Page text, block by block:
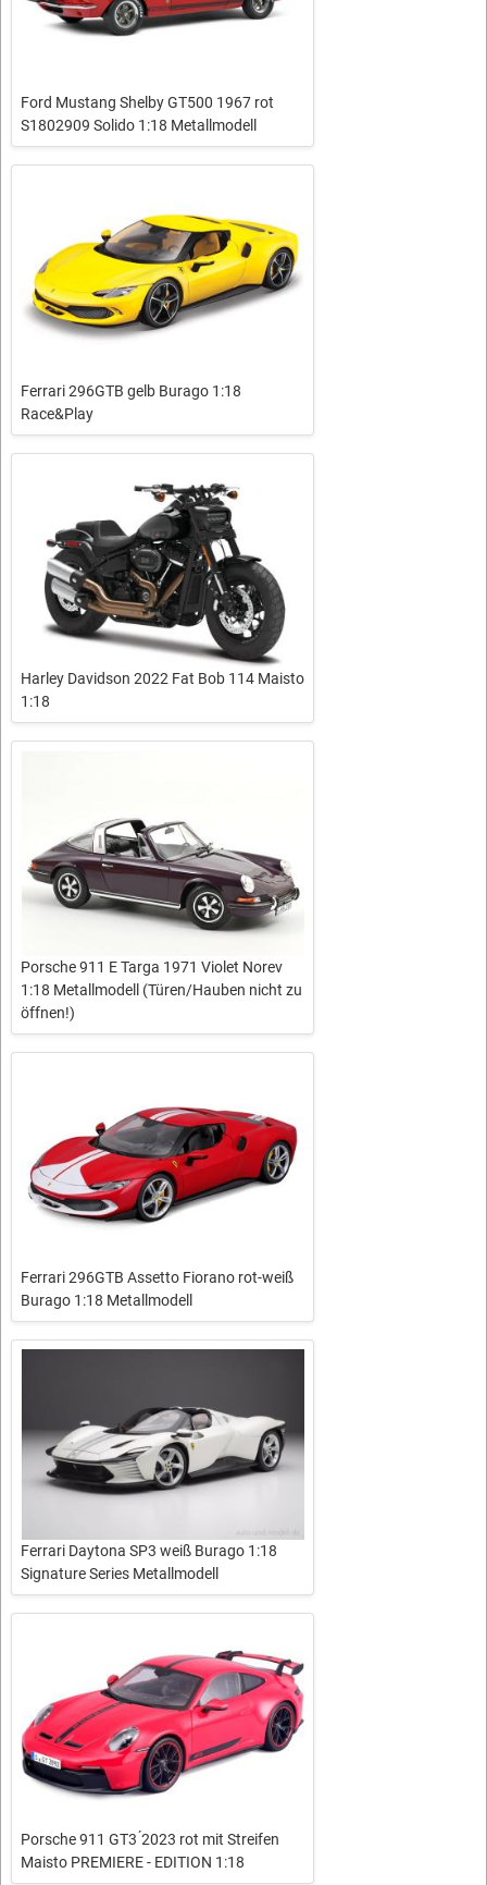
Ford Mustang Shelby GT500 1967 rot
S1802909 Solido 1:18 Metallmodell
Ferrari 296GTB gelb Burago 1:18
Race&Play
Harley Davidson 2022 Fat Bob 114 Maisto
1:18
Porsche 911 E Targa 1971 Violet Norev
1:18 Metallmodell (Türen/Hauben nicht zu
öffnen!)
Ferrari 296GTB Assetto Fiorano rot-weiß
Burago 1:18 Metallmodell
Ferrari Daytona SP3 weiß Burago 1:18
Signature Series Metallmodell
Porsche 911 GT3 ́2023 rot mit Streifen
Maisto PREMIERE - EDITION 1:18